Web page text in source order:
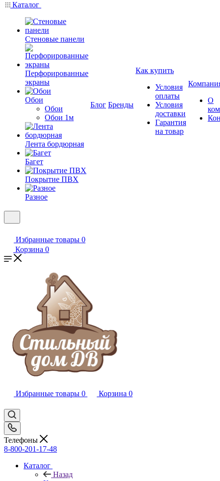
Каталог
Стеновые панели
Перфорированные
экраны
Обои
Обои
Обои 1м
Лента бордюрная
Багет
Покрытие ПВХ
Разное
Блог Бренды
Как купить
Условия
оплаты
Условия
доставки
Гарантия
на товар
О
Избранные товары 0
Корзина 0
Избранные товары 0 Корзина 0
Телефоны
8-800-201-17-48
Каталог
Назад